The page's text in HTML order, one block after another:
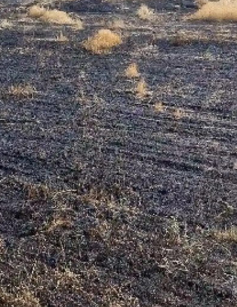
Ardahan
Iğdır
Yalova
Karabük
Kilis
Osmaniye
Düzce